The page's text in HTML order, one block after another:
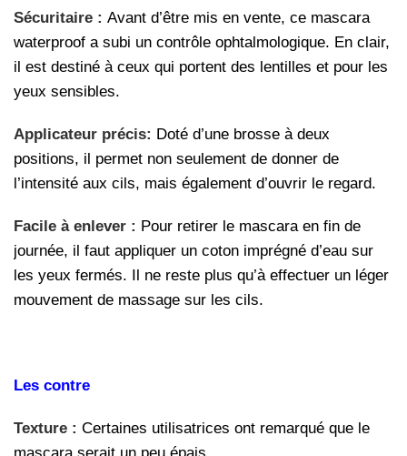
Sécuritaire : Avant d’être mis en vente, ce mascara
waterproof a subi un contrôle ophtalmologique. En clair,
il est destiné à ceux qui portent des lentilles et pour les
yeux sensibles.
Applicateur précis: Doté d’une brosse à deux
positions, il permet non seulement de donner de
l’intensité aux cils, mais également d’ouvrir le regard.
Facile à enlever : Pour retirer le mascara en fin de
journée, il faut appliquer un coton imprégné d’eau sur
les yeux fermés. Il ne reste plus qu’à effectuer un léger
mouvement de massage sur les cils.
Les contre
Texture : Certaines utilisatrices ont remarqué que le
mascara serait un peu épais.